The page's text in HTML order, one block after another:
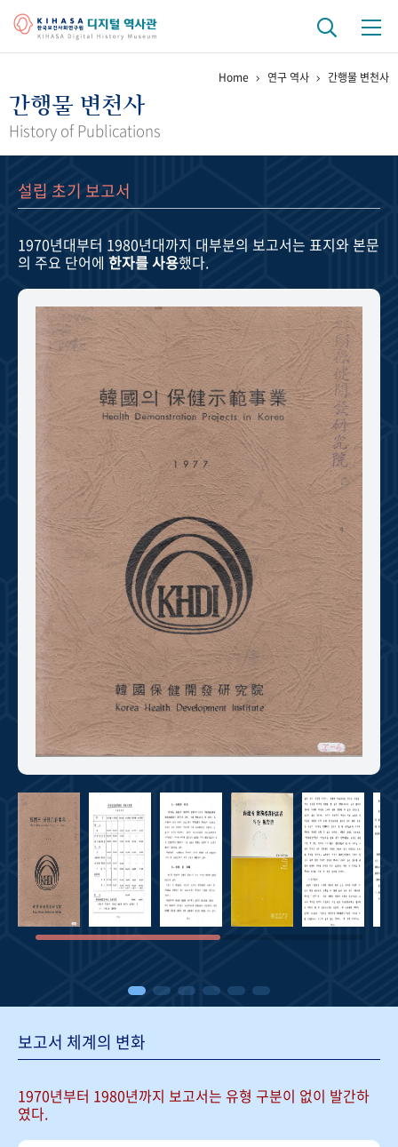
걸어온 길 기관 변천사
정책과 연구 키워드로 보는 연구 역사
연구자들
기록물 아카이브
사진 아카이브 문서 기록물 행정박물 영상 기록물
주년 기념
성과 50선 숫자로 보는 50년 50+1주년 광장
세계와 함께 한 KIHASA
VR 역사관
Home 연구 역사 간행물 변천사
간행물 변천사
History of Publications
설립 초기 보고서
1970년대부터 1980년대까지 대부분의 보고서는 표지와 본문
의 주요 단어에 한자를 사용했다.
보고서 체계의 변화
1970년부터 1980년까지 보고서는 유형 구분이 없이 발간하
였다.